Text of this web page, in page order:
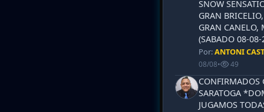
SNOW
GRAN
GRAN CANELO,
(SABADO 08-
Por:ANTONI
08/08• 49
CONFIRMADOS
SARATOGA
JUGAMOS